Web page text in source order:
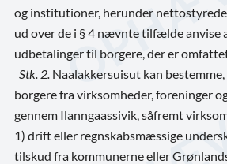
og institutioner, herunder
ud over de i § 4 nævnte tilfælde anvise
udbetalinger til borgere, der er omfattet
Stk. 2. Naalakkersuisut kan
borgere fra virksomheder, foreninger
gennem Ilanngaassivik, såfremt
1) drift eller regnskabsmæssige
tilskud fra kommunerne eller